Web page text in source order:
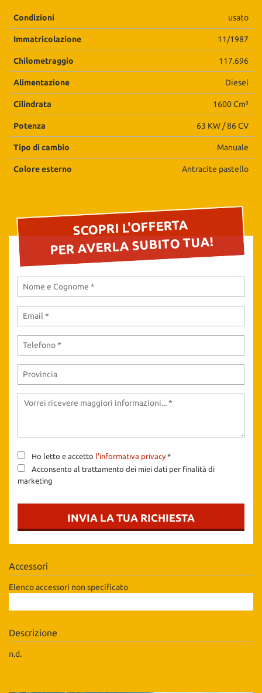
Condizioni usato
Immatricolazione 11/1987
Chilometraggio 117.696
Alimentazione Diesel
Cilindrata 1600 Cm³
Potenza 63 KW / 86 CV
Tipo di cambio Manuale
Colore esterno Antracite pastello
SCOPRI L'OFFERTA
PER AVERLA SUBITO TUA!
Ho letto e accetto l'informativa privacy*
Acconsento al trattamento dei miei dati per finalità di
marketing
INVIA LA TUA RICHIESTA
Accessori
Elenco accessori non specificato
Descrizione
n.d.
strumenti
di
si
rimanda
alla
cookie
policy.
Puoi
rivedere
e
modificare
tue
momento.
Cookie necessari
Cookie delle preferenze
Cookie per il miglioramento dell'esperienza utente
Cookie analitici
Leggi
la
policy
Salva
le